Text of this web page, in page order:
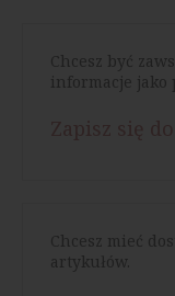
Chcesz być
informacje jako
Chcesz mieć
artykułów.